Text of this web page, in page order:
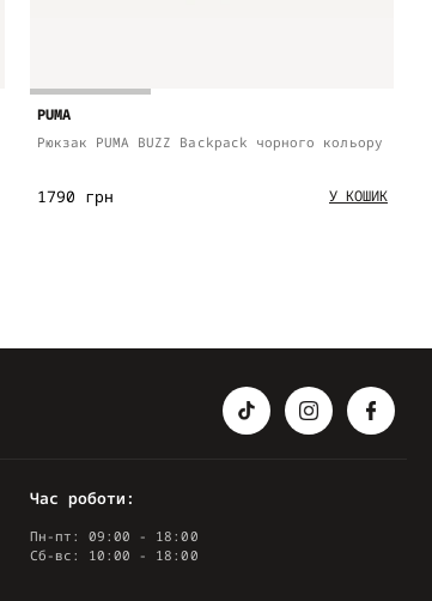
PUMA
Рюкзак PUMA BUZZ Backpack чорного кольору
1790 грн У КОШИК
Час роботи:
Пн-пт: 09:00 - 18:00
Сб-вс: 10:00 - 18:00